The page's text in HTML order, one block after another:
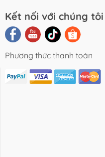
Viết Chia
Video Review
Kết nối với chúng tôi
Phương thức thanh toán